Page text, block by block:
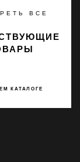
ВСЕ
КАТАЛОГЕ